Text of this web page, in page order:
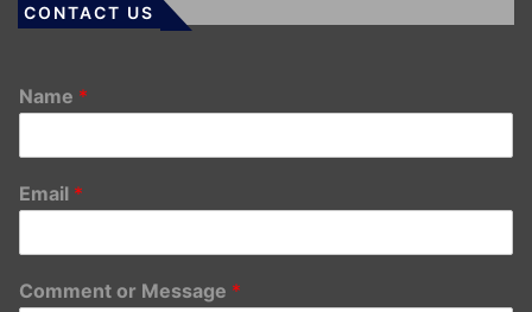
CONTACT US
Name *
Email *
Comment or Message *